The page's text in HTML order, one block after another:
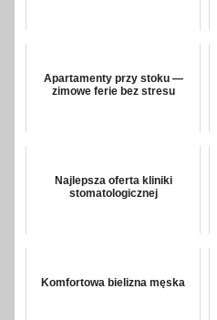
Apartamenty przy stoku —
zimowe ferie bez stresu
Najlepsza oferta kliniki
stomatologicznej
Komfortowa bielizna męska